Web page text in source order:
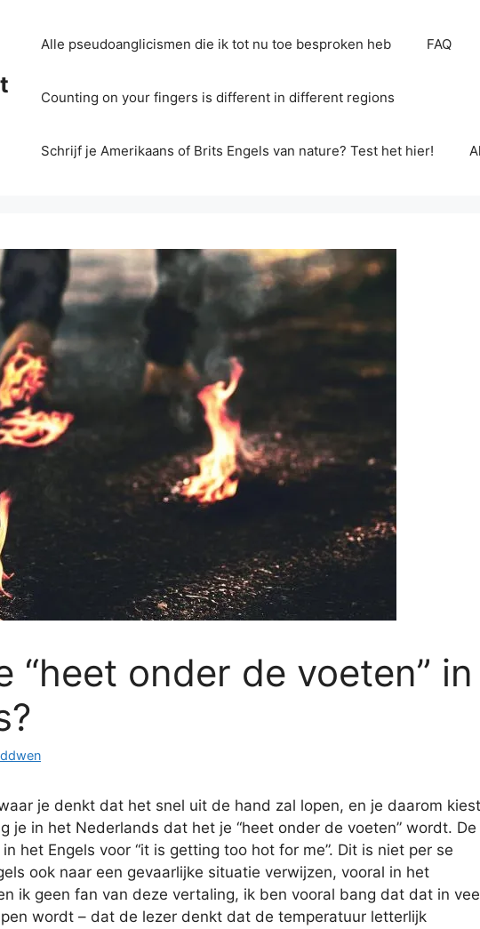
Alle pseudoanglicismen die ik tot nu toe besproken heb FAQ
Counting on your fingers is different in different regions
Schrijf je Amerikaans of Brits Engels van nature? Test het hier!
“heet onder de voeten” in
je denkt dat het snel uit de hand zal lopen, en je daarom kiest
je in het Nederlands dat het je “heet onder de voeten” wordt. De
het Engels voor “it is getting too hot for me”. Dit is niet per se
ook naar een gevaarlijke situatie verwijzen, vooral in het
ik geen fan van deze vertaling, ik ben vooral bang dat dat in
wordt – dat de lezer denkt dat de temperatuur letterlijk